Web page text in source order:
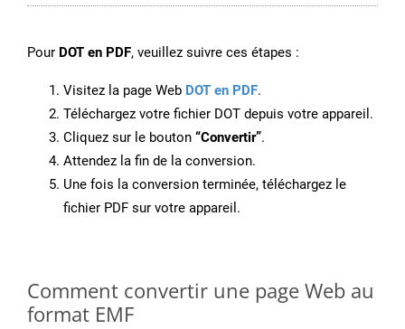
Pour DOT en PDF, veuillez suivre ces étapes :
Visitez la page Web DOT en PDF.
Téléchargez votre fichier DOT depuis votre appareil.
Cliquez sur le bouton “Convertir”.
Attendez la fin de la conversion.
Une fois la conversion terminée, téléchargez le
fichier PDF sur votre appareil.
Comment convertir une page Web au
format EMF